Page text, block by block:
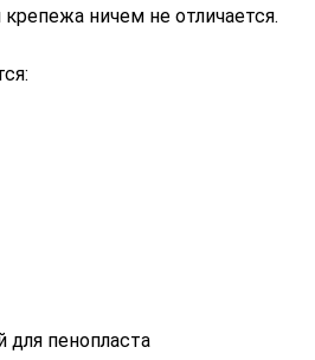
ничем не отличается.
пенопласта